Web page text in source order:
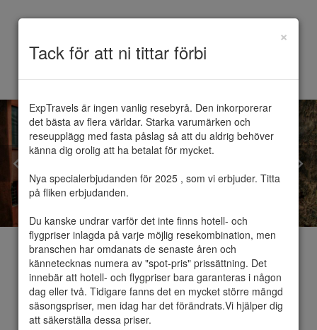
Tack för att ni tittar förbi
×
ExpTravels är ingen vanlig resebyrå. Den inkorporerar
det bästa av flera världar. Starka varumärken och
reseupplägg med fasta påslag så att du aldrig behöver
känna dig orolig att ha betalat för mycket.
Nya specialerbjudanden för 2025 , som vi erbjuder. Titta
på fliken erbjudanden.
Du kanske undrar varför det inte finns hotell- och
flygpriser inlagda på varje möjlig resekombination, men
branschen har omdanats de senaste åren och
kännetecknas numera av "spot-pris" prissättning. Det
innebär att hotell- och flygpriser bara garanteras i någon
dag eller två. Tidigare fanns det en mycket större mängd
säsongspriser, men idag har det förändrats.Vi hjälper dig
att säkerställa dessa priser.
Bologna